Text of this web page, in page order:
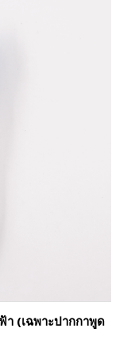
(เฉพาะปากกาพูด